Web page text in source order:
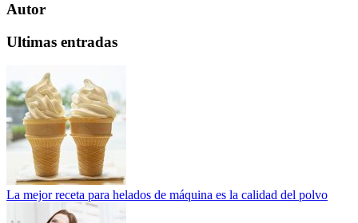
Autor
Ultimas entradas
La mejor receta para helados de máquina es la calidad del polvo